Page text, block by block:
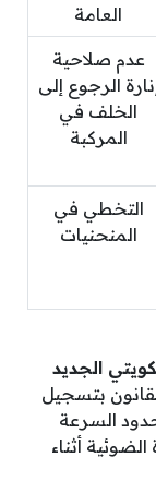
العامة
عدم صلاحية
الرجوع إلى
الخلف في
المركبة
التخطي في
المنحنيات
الجديد
بتسجيل
حدود السرعة
أثناء